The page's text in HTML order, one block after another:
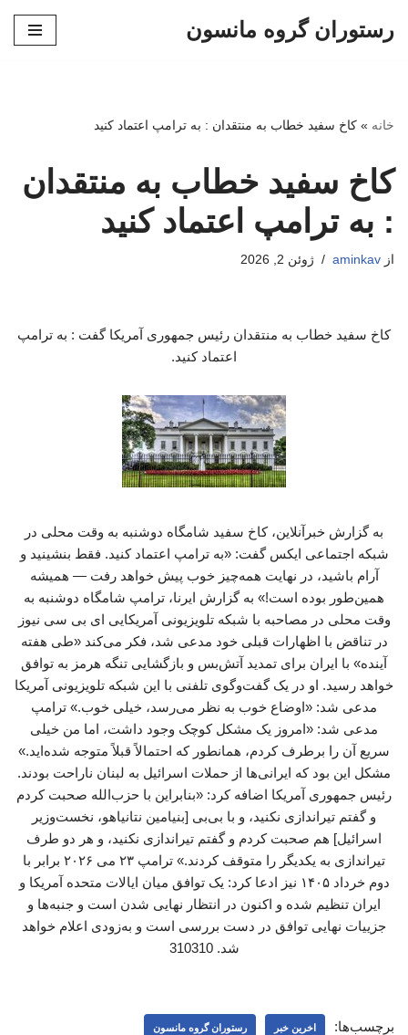
رستوران گروه مانسون
خانه » کاخ سفید خطاب به منتقدان : به ترامپ اعتماد کنید
کاخ سفید خطاب به منتقدان
: به ترامپ اعتماد کنید
از aminkav ژوئن 2, 2026
کاخ سفید خطاب به منتقدان رئیس جمهوری آمریکا گفت : به ترامپ
اعتماد کنید.
به گزارش خبرآنلاین، کاخ سفید شامگاه دوشنبه به وقت محلی در
شبکه اجتماعی ایکس گفت: «به ترامپ اعتماد کنید. فقط بنشینید و
آرام باشید، در نهایت همه‌چیز خوب پیش خواهد رفت — همیشه
همین‌طور بوده است!» به گزارش ایرنا، ترامپ شامگاه دوشنبه به
وقت محلی در مصاحبه با شبکه تلویزیونی آمریکایی ای بی سی نیوز
در تناقض با اظهارات قبلی خود مدعی شد، فکر می‌کند «طی هفته
آینده» با ایران برای تمدید آتش‌بس و بازگشایی تنگه هرمز به توافق
خواهد رسید. او در یک گفت‌وگوی تلفنی با این شبکه تلویزیونی آمریکا
مدعی شد: «اوضاع خوب به نظر می‌رسد، خیلی خوب.» ترامپ
مدعی شد: «امروز یک مشکل کوچک وجود داشت، اما من خیلی
سریع آن را برطرف کردم، همانطور که احتمالاً قبلاً متوجه شده‌اید.»
مشکل این بود که ایرانی‌ها از حملات اسرائیل به لبنان ناراحت بودند.
رئیس جمهوری آمریکا اضافه کرد: «بنابراین با حزب‌الله صحبت کردم
و گفتم تیراندازی نکنید، و با بی‌بی [بنیامین نتانیاهو، نخست‌وزیر
اسرائیل] هم صحبت کردم و گفتم تیراندازی نکنید، و هر دو طرف
تیراندازی به یکدیگر را متوقف کردند.» ترامپ ۲۳ می ۲۰۲۶ برابر با
دوم خرداد ۱۴۰۵ نیز ادعا کرد: یک توافق میان ایالات متحده آمریکا و
ایران تنظیم شده و اکنون در انتظار نهایی شدن است و جنبه‌ها و
جزییات نهایی توافق در دست بررسی است و به‌زودی اعلام خواهد
شد. 310310
برچسب‌ها: اخرین خبر رستوران گروه مانسون